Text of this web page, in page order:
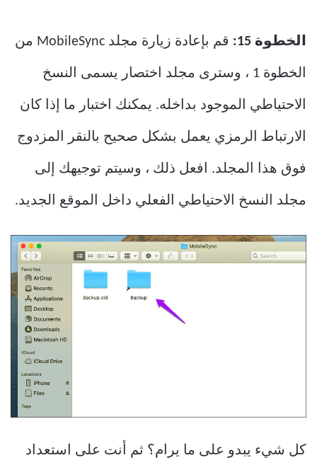
الخطوة 15: قم بإعادة زيارة مجلد MobileSync من
الخطوة 1 ، وسترى مجلد اختصار يسمى النسخ
الاحتياطي الموجود بداخله. يمكنك اختبار ما إذا كان
الارتباط الرمزي يعمل بشكل صحيح بالنقر المزدوج
فوق هذا المجلد. افعل ذلك ، وسيتم توجيهك إلى
مجلد النسخ الاحتياطي الفعلي داخل الموقع الجديد.
كل شيء يبدو على ما يرام؟ ثم أنت على استعداد